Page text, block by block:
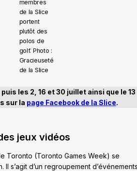
membres
de la Slice
portent
plutôt des
polos de
golf. Photo :
Gracieuseté
de la Slice
les 2, 16 et 30 juillet ainsi que le 13
sur la page Facebook de la Slice.
jeux vidéos
Toronto (Toronto Games Week) se
Il s’agit d’un regroupement